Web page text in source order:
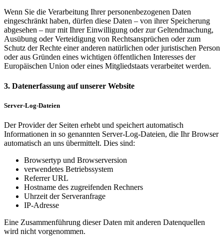
Wenn Sie die Verarbeitung Ihrer personenbezogenen Daten
eingeschränkt haben, dürfen diese Daten – von ihrer Speicherung
abgesehen – nur mit Ihrer Einwilligung oder zur Geltendmachung,
Ausübung oder Verteidigung von Rechtsansprüchen oder zum
Schutz der Rechte einer anderen natürlichen oder juristischen Person
oder aus Gründen eines wichtigen öffentlichen Interesses der
Europäischen Union oder eines Mitgliedstaats verarbeitet werden.
3. Datenerfassung auf unserer Website
Server-Log-Dateien
Der Provider der Seiten erhebt und speichert automatisch
Informationen in so genannten Server-Log-Dateien, die Ihr Browser
automatisch an uns übermittelt. Dies sind:
Browsertyp und Browserversion
verwendetes Betriebssystem
Referrer URL
Hostname des zugreifenden Rechners
Uhrzeit der Serveranfrage
IP-Adresse
Eine Zusammenführung dieser Daten mit anderen Datenquellen
wird nicht vorgenommen.